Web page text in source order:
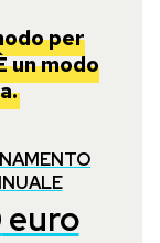
per
un modo
euro